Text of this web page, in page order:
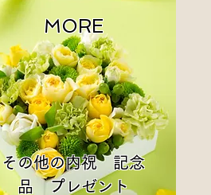
MORE
​その他の内祝 記念
品 プレゼント